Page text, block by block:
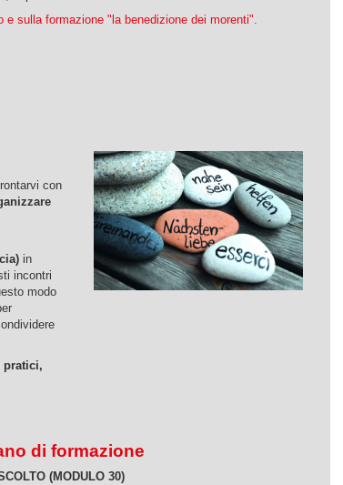
e sulla formazione "la benedizione dei morenti".
con
in
incontri
modo
pratici,
di formazione
(MODULO 30)